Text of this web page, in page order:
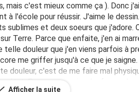
mais c'est mieux comme ça ). Donc
à l'école pour réussir. J'aime le
sublimes et deux soeurs que j'adore.
Terre. Parce que enfaite, j'en ai
telle douleur que j'en viens parfois à
me griffer jusqu'à ce que je
douleur, c'est de me faire mal
état. Pour eux, que je m'enferme dans
Afficher la suite